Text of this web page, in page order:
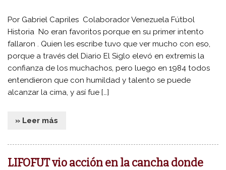
Por Gabriel Capriles Colaborador Venezuela Fútbol
Historia No eran favoritos porque en su primer intento
fallaron . Quien les escribe tuvo que ver mucho con eso,
porque a través del Diario El Siglo elevó en extremis la
confianza de los muchachos, pero luego en 1984 todos
entendieron que con humildad y talento se puede
alcanzar la cima, y así fue […]
» Leer más
LIFOFUT vio acción en la cancha donde